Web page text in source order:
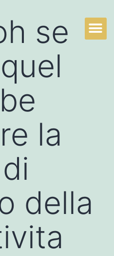
se
la
della